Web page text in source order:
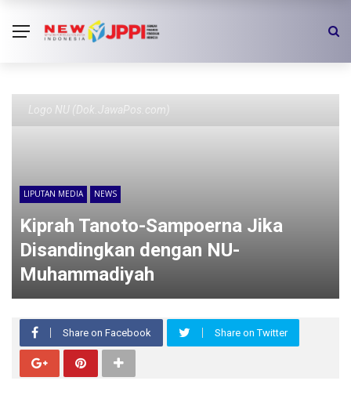
Logo NU (Dok.JawaPos.com)
LIPUTAN MEDIA NEWS
Kiprah Tanoto-Sampoerna Jika
Disandingkan dengan NU-
Muhammadiyah
Share on Facebook Share on Twitter